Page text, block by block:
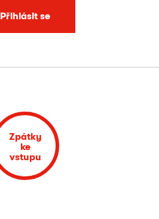
Přihlásit se
Zpátky
ke
vstupu